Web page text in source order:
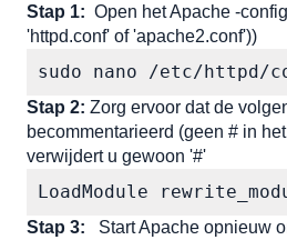
Stap 1: Open het Apache -
'httpd.conf' of 'apache2.conf'))
sudo nano /etc/httpd/
Stap 2: Zorg ervoor dat de
becommentarieerd (geen # in
verwijdert u gewoon '#'
LoadModule
Stap 3:
Start Apache opnieuw